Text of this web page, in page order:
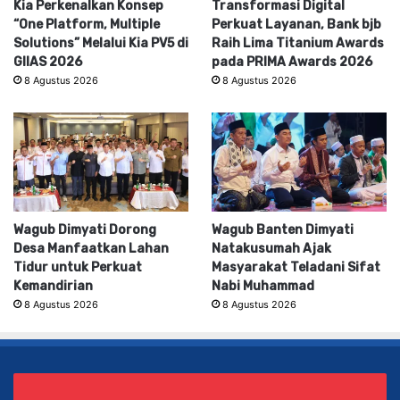
Kia Perkenalkan Konsep
“One Platform, Multiple
Solutions” Melalui Kia PV5 di
GIIAS 2026
8 Agustus 2026
Transformasi Digital
Perkuat Layanan, Bank bjb
Raih Lima Titanium Awards
pada PRIMA Awards 2026
8 Agustus 2026
Wagub Dimyati Dorong
Desa Manfaatkan Lahan
Tidur untuk Perkuat
Kemandirian
8 Agustus 2026
Wagub Banten Dimyati
Natakusumah Ajak
Masyarakat Teladani Sifat
Nabi Muhammad
8 Agustus 2026